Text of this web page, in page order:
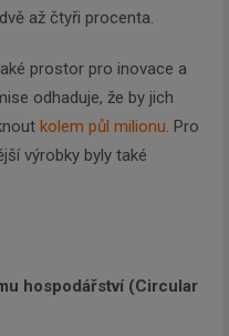
až čtyři procenta.
prostor pro inovace a
odhaduje, že by jich
kolem půl milionu. Pro
výrobky byly také
hospodářství (Circular